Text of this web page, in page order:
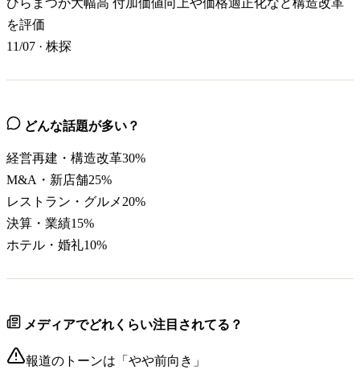
を評価
11/07 · 株探
どんな話題が多い？
経営再建・構造改革30%
M&A・新店舗25%
レストラン・グルメ 20%
決算・業績15%
ホテル・婚礼10%
メディアでどれくらい注目されてる？
報道のトーンは「 やや前向き 」